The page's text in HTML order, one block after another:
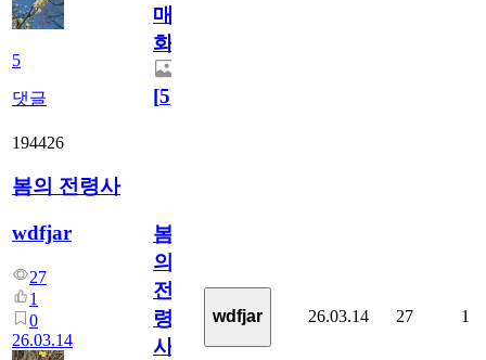
5
댓글
매
화
[5]
194426
봄의 전령사
wdfjar
27
1
0
26.03.14
봄
의
전
령
사
wdfjar 26.03.14 27 1